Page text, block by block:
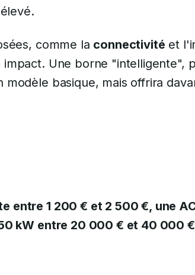
comme la connectivité et
Une borne "intelligente",
basique, mais offrira
entre 1 200 € et 2 500 €, une
kW entre 20 000 € et 40 000